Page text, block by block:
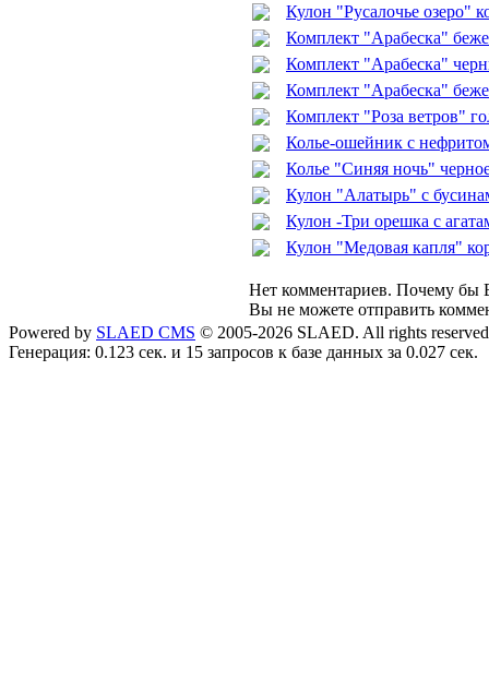
Кулон "Русалочье озеро"
Комплект "Арабеска"
Комплект "Арабеска"
Комплект "Арабеска"
Комплект "Роза ветров"
Колье-ошейник с
Колье "Синяя ночь"
Кулон "Алатырь" с
Кулон -Три орешка с
Кулон "Медовая капля"
Нет комментариев. Почему бы
Вы не можете отправить
Powered by SLAED CMS © 2005-2026 SLAED. All rights
Генерация: 0.123 сек. и 15 запросов к базе данных за 0.027 сек.